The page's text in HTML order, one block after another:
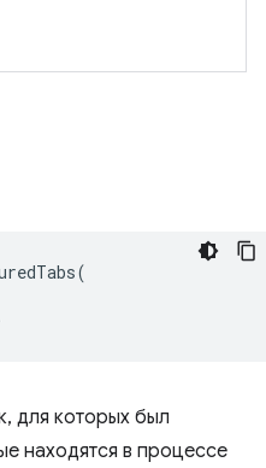
(
для которых был
находятся в процессе